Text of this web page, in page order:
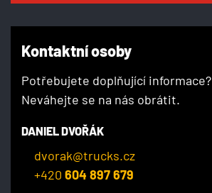
Kontaktní osoby
Potřebujete doplňující informace?
Neváhejte se na nás obrátit.
DANIEL DVOŘÁK
dvorak@trucks.cz
+420604 897 679